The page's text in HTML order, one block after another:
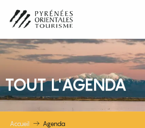
contenu
principal
TOUT L'AGENDA
Accueil Agenda